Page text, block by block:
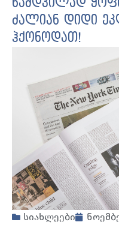
ნამდვილად
ძალიან დიდი
ჰქონოდათ!
სიახლეები